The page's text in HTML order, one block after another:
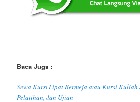
Baca Juga :
Sewa Kursi Lipat Bermeja atau Kursi Kuliah
Pelatihan, dan Ujian